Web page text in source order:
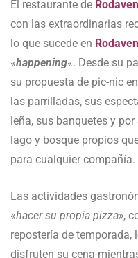
El restaurante de
con las extraordinarias
lo que sucede en
«happening«. Desde su
su propuesta de pic-nic
las parrilladas, sus
leña, sus banquetes y
lago y bosque propios
para cualquier compañía.
Las actividades
«hacer su propia pizza»,
repostería de temporada,
disfruten su cena